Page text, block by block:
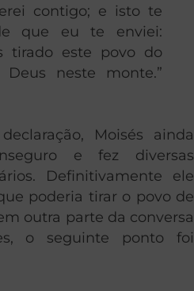
contigo; e isto te
que eu te enviei:
tirado este povo do
Deus neste monte.”
Moisés ainda
e fez diversas
Definitivamente ele
poderia tirar o povo de
outra parte da conversa
o seguinte ponto foi